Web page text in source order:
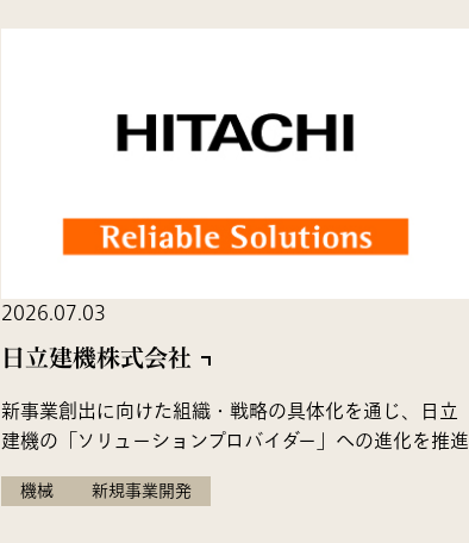
2026.07.03
日立建機株式会社
新事業創出に向けた組織・戦略の具体化を通じ、日立
建機の「ソリューションプロバイダー」への進化を推進
機械 新規事業開発